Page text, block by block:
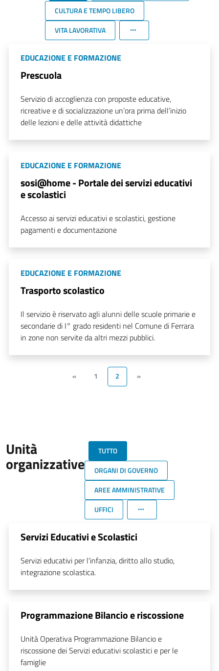
CULTURA E TEMPO LIBERO
VITA LAVORATIVA
EDUCAZIONE E FORMAZIONE
Prescuola
Servizio di accoglienza con proposte educative,
ricreative e di socializzazione un’ora prima dell’inizio
delle lezioni e delle attività didattiche
EDUCAZIONE E FORMAZIONE
sosi@home - Portale dei servizi educativi
e scolastici
Accesso ai servizi educativi e scolastici, gestione
pagamenti e documentazione
EDUCAZIONE E FORMAZIONE
Trasporto scolastico
Il servizio è riservato agli alunni delle scuole primarie e
secondarie di I° grado residenti nel Comune di Ferrara
in zone non servite da altri mezzi pubblici.
« 1 2 »
Unità
organizzative
TUTTO
ORGANI DI GOVERNO
AREE AMMINISTRATIVE
UFFICI
Servizi Educativi e Scolastici
Servizi educativi per l'infanzia, diritto allo studio,
integrazione scolastica.
Programmazione Bilancio e riscossione
Unità Operativa Programmazione Bilancio e
riscossione dei Servizi educativi scolastici e per le
famiglie